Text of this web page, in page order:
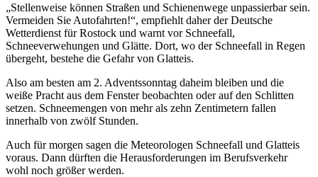
„Stellenweise können Straßen und Schienenwege unpassierbar sein.
Vermeiden Sie Autofahrten!“, empfiehlt daher der Deutsche
Wetterdienst für Rostock und warnt vor Schneefall,
Schneeverwehungen und Glätte. Dort, wo der Schneefall in Regen
übergeht, bestehe die Gefahr von Glatteis.
Also am besten am 2. Adventssonntag daheim bleiben und die
weiße Pracht aus dem Fenster beobachten oder auf den Schlitten
setzen. Schneemengen von mehr als zehn Zentimetern fallen
innerhalb von zwölf Stunden.
Auch für morgen sagen die Meteorologen Schneefall und Glatteis
voraus. Dann dürften die Herausforderungen im Berufsverkehr
wohl noch größer werden.